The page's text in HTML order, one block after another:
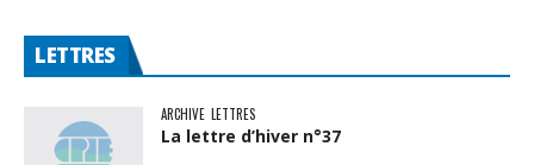
LETTRES
ARCHIVE LETTRES
La lettre d’hiver n°37